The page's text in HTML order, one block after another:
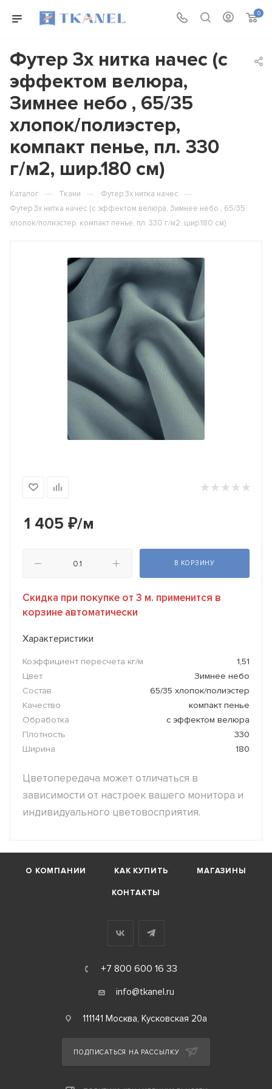
0
Футер 3х нитка начес (с
эффектом велюра,
Зимнее небо , 65/35
хлопок/полиэстер,
компакт пенье, пл. 330
г/м2, шир.180 см)
Каталог — Ткани — Футер 3х нитка начес —
Футер 3х нитка начес (с эффектом велюра, Зимнее небо , 65/35
хлопок/полиэстер, компакт пенье, пл. 330 г/м2, шир.180 см)
1 405 ₽/м
В КОРЗИНУ
Скидка при покупке от 3 м. применится в
корзине автоматически
Характеристики
Коэффициент пересчета кг/м
1,51
Цвет
Зимнее небо
Состав
65/35 хлопок/полиэстер
Качество
компакт пенье
Обработка
с эффектом велюра
Плотность
330
Ширина
180
Цветопередача может отличаться в
зависимости от настроек вашего монитора и
индивидуального цветовосприятия.
О КОМПАНИИ КАК КУПИТЬ МАГАЗИНЫ
КОНТАКТЫ
+7 800 600 16 33
info@tkanel.ru
111141 Москва, Кусковская 20а
ПОДПИСАТЬСЯ НА РАССЫЛКУ